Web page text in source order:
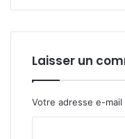
Laisser un
Votre adresse e-